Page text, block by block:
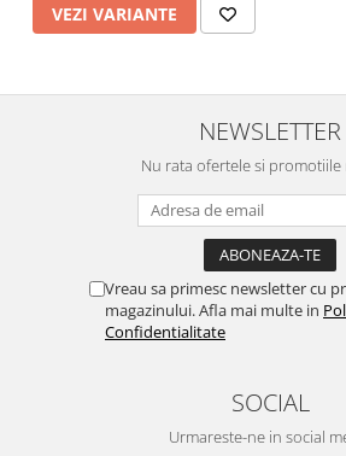
VEZI VARIANTE
NEWSLETTER
Nu rata ofertele si
Vreau sa primesc newsletter cu
magazinului. Afla mai multe in
Confidentialitate
SOCIAL
Urmareste-ne in social